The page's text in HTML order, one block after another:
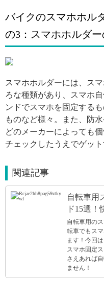
バイクのスマホホル
の3：スマホホルダ
スマホホルダーには、ス
ろな種類があり、スマホ
ンドでスマホを固定する
ものなど様々。また、防
どのメーカーによっても
チェックしたうえでゲッ
関連記事
自転車用
ド15選！
自転車用の
転車でもス
ます！今回
スマホ固定
さえあれば
ません！